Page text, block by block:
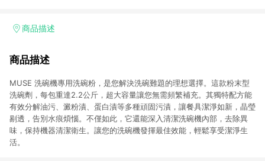
加入WOW會員告別湊免運，火箭速配、火箭跨境優質選品不限金
商品描述
商品描述
MUSE 洗碗機專用洗碗粉，是您解決洗碗難題的理想選擇。這款粉末型
洗碗劑，每包重達2.2公斤，超大容量讓您無需頻繁補充。其獨特配方能
有效分解油污、澱粉漬、蛋白漬等多種頑固污漬，讓餐具潔淨如新，晶瑩
剔透，告別水痕煩惱。不僅如此，它還能深入清潔洗碗機內部，去除異
味，保持機器清潔衛生。讓您的洗碗機發揮最佳效能，輕鬆享受潔淨生
活。